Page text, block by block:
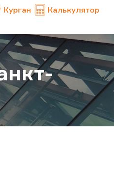
Курган Калькулятор